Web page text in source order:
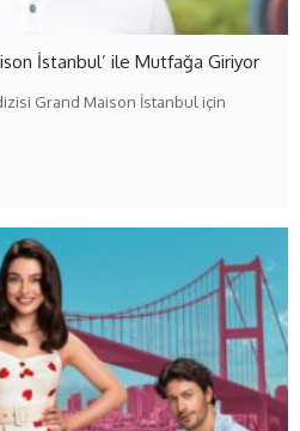
İstanbul’ ile Mutfağa Giriyor
Grand Maison İstanbul için